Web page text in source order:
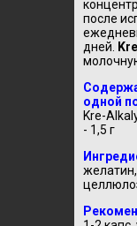
после
дней.
одной
Kre-
- 1,5 г